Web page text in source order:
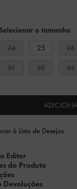
Selecionar o tamanho
24 25 26
31 32 33
à Lista de Desejos
Editor
do Produto
Devoluções